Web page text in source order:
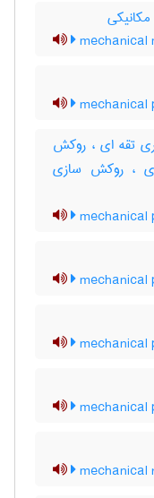
mechanical
mechanical
تقه ای ، روکش
، روکش سازی
mechanical
mechanical
mechanical
mechanical